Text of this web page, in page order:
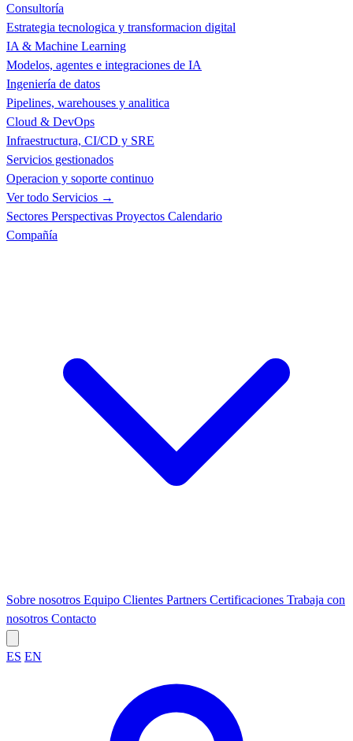
Consultoría
Estrategia tecnologica y transformacion digital
IA & Machine Learning
Modelos, agentes e integraciones de IA
Ingeniería de datos
Pipelines, warehouses y analitica
Cloud & DevOps
Infraestructura, CI/CD y SRE
Servicios gestionados
Operacion y soporte continuo
Ver todo Servicios →
Sectores Perspectivas Proyectos Calendario
Compañía
Sobre nosotros Equipo Clientes Partners Certificaciones Trabaja con
nosotros Contacto
ES EN